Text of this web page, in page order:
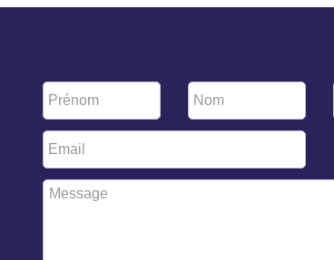
Prénom Nom
Email
Message